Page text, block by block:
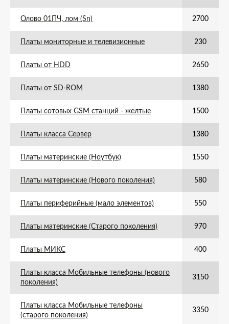
Олово 01ПЧ, лом (Sn) 2700
Платы мониторные и телевизионные 230
Платы от HDD 2650
Платы от SD-ROM 1380
Платы сотовых GSM станций - желтые 1500
Платы класса Сервер 1380
Платы материнские (Ноутбук) 1550
Платы материнские (Нового поколения) 580
Платы периферийные (мало элементов) 550
Платы материнские (Старого поколения) 970
Платы МИКС 400
Платы класса Мобильные телефоны (нового
поколения)
3150
Платы класса Мобильные телефоны
(старого поколения)
3350